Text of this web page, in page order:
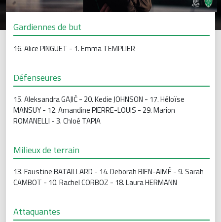
Gardiennes de but
16. Alice PINGUET - 1. Emma TEMPLIER
Défenseures
15. Aleksandra GAJIĆ - 20. Kedie JOHNSON - 17. Héloïse
MANSUY - 12. Amandine PIERRE-LOUIS - 29. Marion
ROMANELLI - 3. Chloé TAPIA
Milieux de terrain
13. Faustine BATAILLARD - 14. Deborah BIEN-AIMÉ - 9. Sarah
CAMBOT - 10. Rachel CORBOZ - 18. Laura HERMANN
Attaquantes